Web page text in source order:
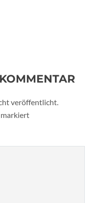
veröffentlicht.
markiert